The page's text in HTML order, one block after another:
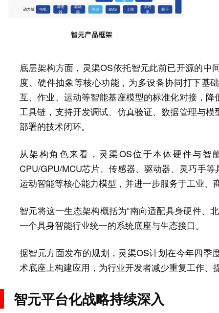
底层架构方面，灵渠OS依托智元此前已开源的中
度、硬件抽象等核心功能，为多设备协同打下基
互、作业、运动等智能基座模型的标准化对接，
工具链，支持开发调试、仿真验证、数据管理与
部署的技术闭环。
从架构角色来看，灵渠OS位于本体硬件与
CPU/GPU/MCU芯片、传感器、驱动器、灵巧手
运动智能等核心能力模型，并进一步服务于工业、
智元将这一生态架构概括为“南向适配具身硬件、
一个具身智能行业统一的系统底座与生态接口。
据智元方面发布的规划，灵渠OS计划在今年四季
术底座上构建应用，为行业开发者减少重复工作、
智元平台化战略持续深入